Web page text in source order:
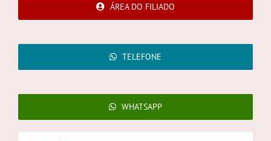
ÁREA DO FILIADO
TELEFONE
WHATSAPP